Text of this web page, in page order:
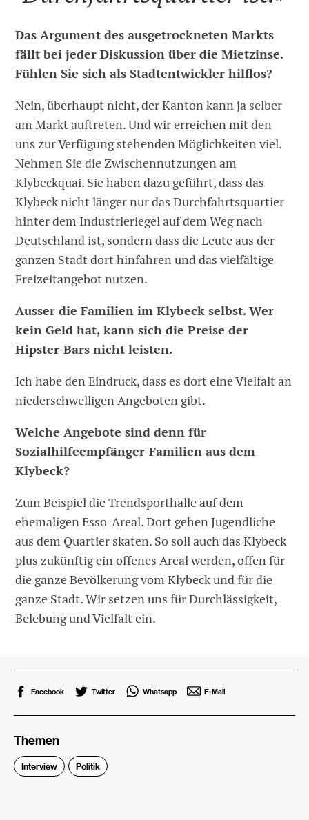
Das Argument des ausgetrockneten Markts
fällt bei jeder Diskussion über die Mietzinse.
Fühlen Sie sich als Stadtentwickler hilflos?
Nein, überhaupt nicht, der Kanton kann ja selber
am Markt auftreten. Und wir erreichen mit den
uns zur Verfügung stehenden Möglichkeiten viel.
Nehmen Sie die Zwischennutzungen am
Klybeckquai. Sie haben dazu geführt, dass das
Klybeck nicht länger nur das Durchfahrtsquartier
hinter dem Industrieriegel auf dem Weg nach
Deutschland ist, sondern dass die Leute aus der
ganzen Stadt dort hinfahren und das vielfältige
Freizeitangebot nutzen.
Ausser die Familien im Klybeck selbst. Wer
kein Geld hat, kann sich die Preise der
Hipster-Bars nicht leisten.
Ich habe den Eindruck, dass es dort eine Vielfalt an
niederschwelligen Angeboten gibt.
Welche Angebote sind denn für
Sozialhilfeempfänger-Familien aus dem
Klybeck?
Zum Beispiel die Trendsporthalle auf dem
ehemaligen Esso-Areal. Dort gehen Jugendliche
aus dem Quartier skaten. So soll auch das Klybeck
plus zukünftig ein offenes Areal werden, offen für
die ganze Bevölkerung vom Klybeck und für die
ganze Stadt. Wir setzen uns für Durchlässigkeit,
Belebung und Vielfalt ein.
Facebook Twitter Whatsapp E-Mail
Themen
Interview Politik